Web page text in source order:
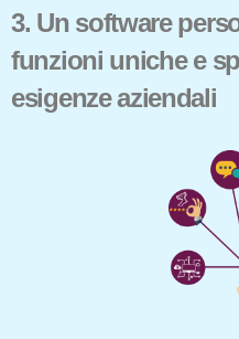
3. Un software
funzioni uniche e
esigenze aziendali